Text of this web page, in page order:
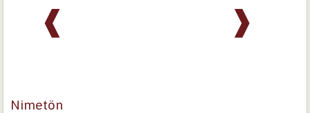
❱
❰
Nimetön